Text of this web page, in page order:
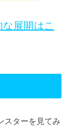
展開はこ
スターを見てみ